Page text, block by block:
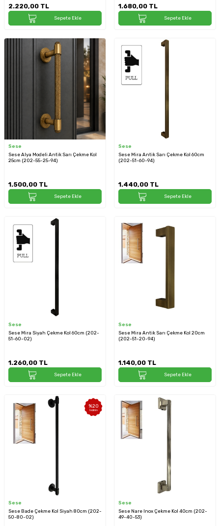
2.220,00 TL
Sepete Ekle
1.680,00 TL
Sepete Ekle
Sese
Sese Alya Modeli Antik Sarı Çekme Kol
25cm (202-55-25-94)
1.500,00 TL
Sepete Ekle
Sese
Sese Mira Antik Sarı Çekme Kol 60cm
(202-51-60-94)
1.440,00 TL
Sepete Ekle
Sese
Sese Mira Siyah Çekme Kol 60cm (202-
51-60-02)
1.260,00 TL
Sepete Ekle
Sese
Sese Mira Antik Sarı Çekme Kol 20cm
(202-51-20-94)
1.140,00 TL
Sepete Ekle
%20
İndirim
Sese
Sese Bade Çekme Kol Siyah 80cm (202-
50-80-02)
Sese
Sese Nare Inox Çekme Kol 40cm (202-
49-40-53)